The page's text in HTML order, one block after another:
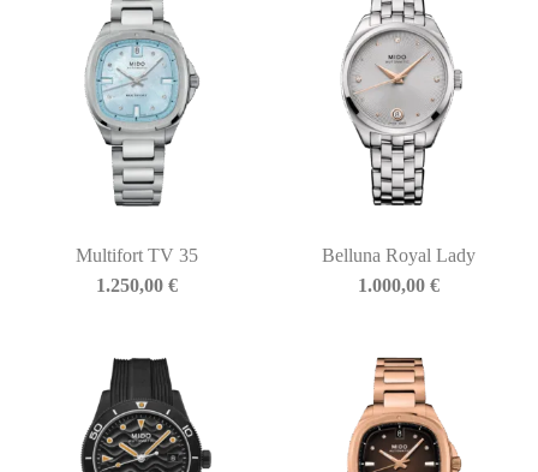
Multifort TV 35
1.250,00 €
Belluna Royal Lady
1.000,00€